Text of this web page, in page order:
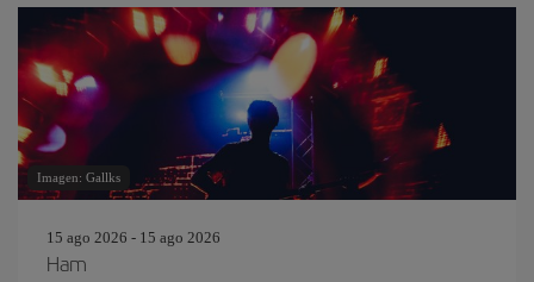
Imagen: Gallks
15 ago 2026 - 15 ago 2026
Ham